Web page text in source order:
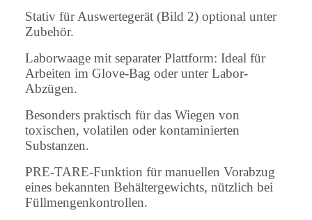
Stativ für Auswertegerät (Bild 2) optional unter
Zubehör.
Laborwaage mit separater Plattform: Ideal für
Arbeiten im Glove-Bag oder unter Labor-
Abzügen.
Besonders praktisch für das Wiegen von
toxischen, volatilen oder kontaminierten
Substanzen.
PRE-TARE-Funktion für manuellen Vorabzug
eines bekannten Behältergewichts, nützlich bei
Füllmengenkontrollen.